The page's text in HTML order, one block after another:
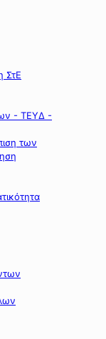
ΣτΕ
- ΤΕΥΔ -
των